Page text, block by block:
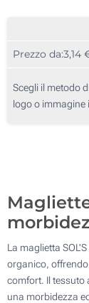
3 Colori (Su un
Ricamo (Lato
Prezzo da:3,14
Scegli il metodo
logo o immagine
La maglietta
organico,
comfort. Il tessuto
una morbidezza